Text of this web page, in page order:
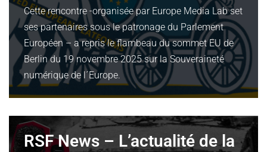
Cette rencontre -organisée par Europe Media Lab set
ses partenaires sous le patronage du Parlement
Européen – a repris le flambeau du sommet EU de
Berlin du 19 novembre 2025 sur la Souveraineté
numérique de l´Europe.
RSF News – L’actualité de la